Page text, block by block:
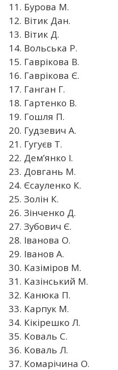
11. Бурова М.
12. Вітик Дан.
13. Вітик Д.
14. Вольська Р.
15. Гаврікова В.
16. Гаврікова Є.
17. Ганган Г.
18. Гартенко В.
19. Гошля П.
20. Гудзевич А.
21. Гугуєв Т.
22. Дем’янко І.
23. Довгань М.
24. Єсауленко К.
25. Золін К.
26. Зінченко Д.
27. Зубович Є.
28. Іванова О.
29. Іванов А.
30. Казіміров М.
31. Казінський М.
32. Канюка П.
33. Карпук М.
34. Кікірешко Л.
35. Коваль С.
36. Коваль Л.
37. Комарічина О.